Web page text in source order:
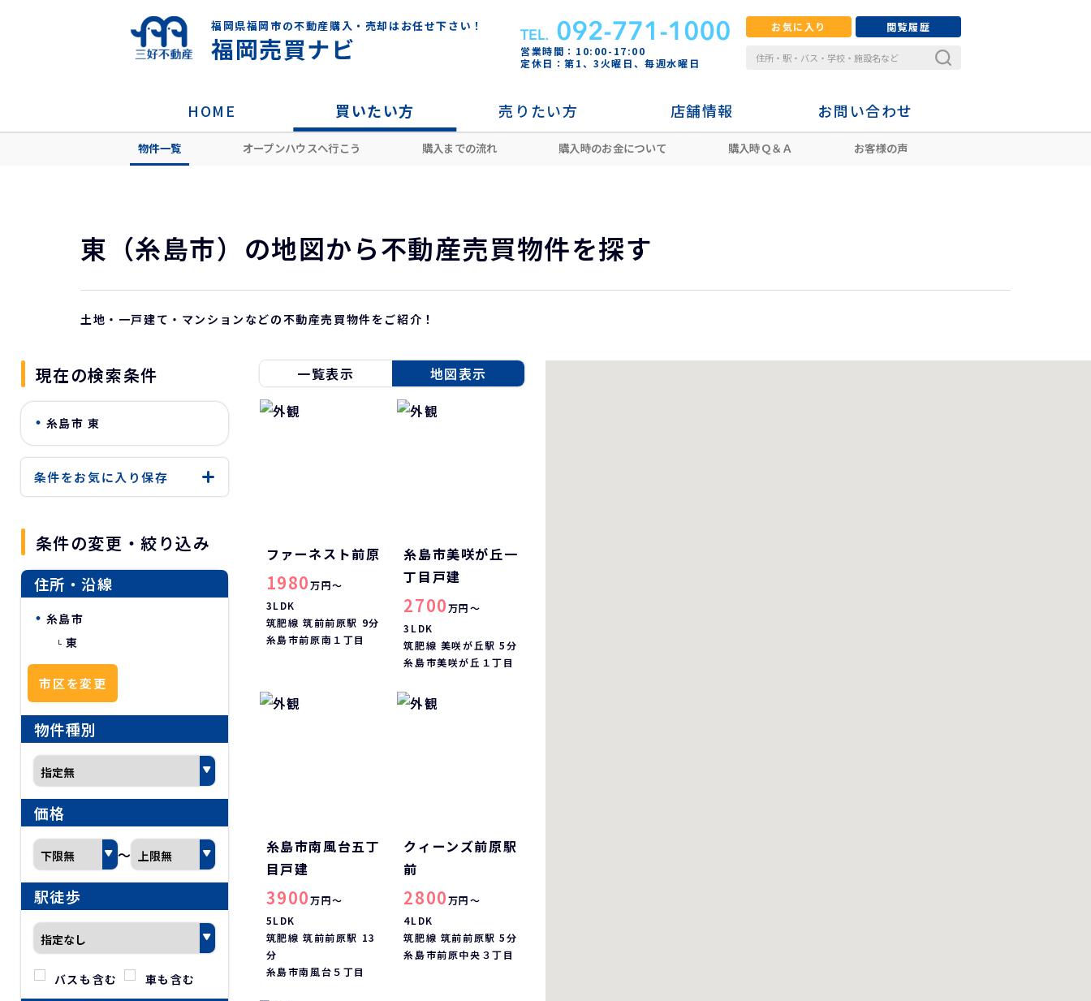
福岡県福岡市の不動産購入・売却はお任せ下さい！
福岡売買ナビ
営業時間：10:00-17:00
定休日：第1、3火曜日、毎週水曜日
お気に入り 閲覧履歴
HOME 買いたい方 売りたい方 店舗情報 お問い合わせ
HOME 地図から探す 糸島市 東
物件一覧 オープンハウスへ行こう 購入までの流れ 購入時のお金について 購入時Ｑ＆Ａ お客様の声
東（糸島市）の地図から不動産売買物件を探す
土地・一戸建て・マンションなどの不動産売買物件をご紹介！
現在の検索条件
糸島市 東
条件をお気に入り保存
条件の変更・絞り込み
住所・沿線
糸島市
東
市区を変更
物件種別
価格
～
駅徒歩
バスも含む 車も含む
一覧表示 地図表示
ファーネスト前原
1980万円～
3LDK
筑肥線 筑前前原駅 9分
糸島市前原南１丁目
糸島市美咲が丘一
丁目戸建
2700万円～
3LDK
筑肥線 美咲が丘駅 5分
糸島市美咲が丘１丁目
糸島市南風台五丁
目戸建
3900万円～
5LDK
筑肥線 筑前前原駅 13
分
糸島市南風台５丁目
クィーンズ前原駅
前
2800万円～
4LDK
筑肥線 筑前前原駅 5分
糸島市前原中央３丁目